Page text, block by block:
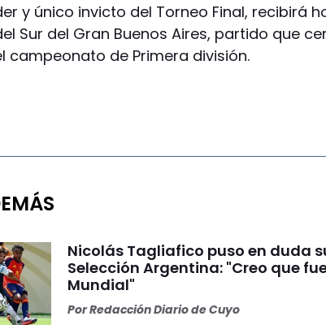
y único invicto del Torneo Final, recibirá
Sur del Gran Buenos Aires, partido que
campeonato de Primera división.
Nicolás Tagliafico puso en duda
Selección Argentina: "Creo que
Mundial"
PorRedacción Diario de Cuyo